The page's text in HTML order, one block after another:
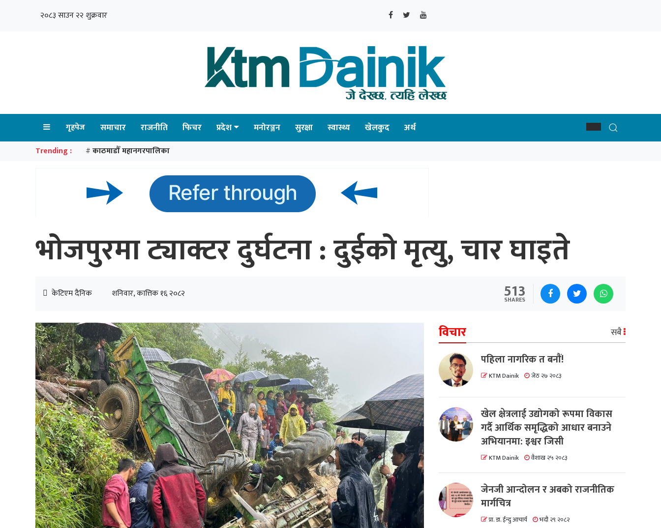
२०८३ साउन २२ शुक्रवार
गृहपेज समाचार राजनीति फिचर प्रदेश मनोरञ्जन सुरक्षा स्वास्थ्य खेलकुद अर्थ
Trending : # काठमाडौँ महानगरपालिका
भोजपुरमा ट्याक्टर दुर्घटना : दुईको मृत्यु, चार घाइते
केटिएम दैनिक शनिवार, कात्तिक १६ २०८२ 513
SHARES
विचार सबै
पहिला नागरिक त बनाैं!
KTM Dainik जेठ २७ २०८३
खेल क्षेत्रलाई उद्योगको रूपमा विकास
गर्दै आर्थिक समृद्धिको आधार बनाउने
अभियानमा: इश्वर जिसी
KTM Dainik वैशाख २५ २०८३
जेनजी आन्दोलन र अबको राजनीतिक
मार्गचित्र
प्रा. डा. ईन्दु आचार्य भदौ २९ २०८२